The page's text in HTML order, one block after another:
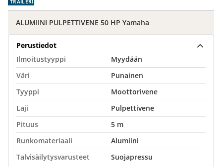
ALUMIINI PULPETTIVENE 50 HP Yamaha
Perustiedot
Ilmoitustyyppi
Myydään
Väri
Punainen
Tyyppi
Moottorivene
Laji
Pulpettivene
Pituus
5 m
Runkomateriaali
Alumiini
Talvisäilytysvarusteet
Suojapressu